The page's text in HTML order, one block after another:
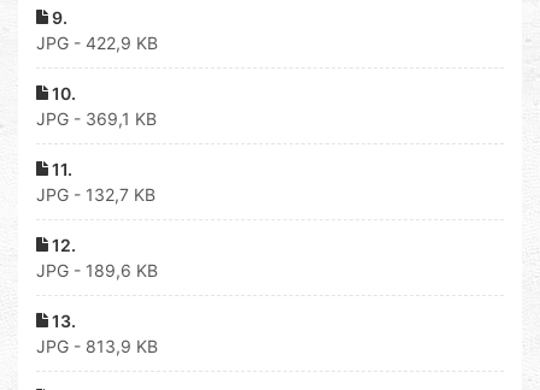
9.
JPG - 422,9 KB
10.
JPG - 369,1 KB
11.
JPG - 132,7 KB
12.
JPG - 189,6 KB
13.
JPG - 813,9 KB